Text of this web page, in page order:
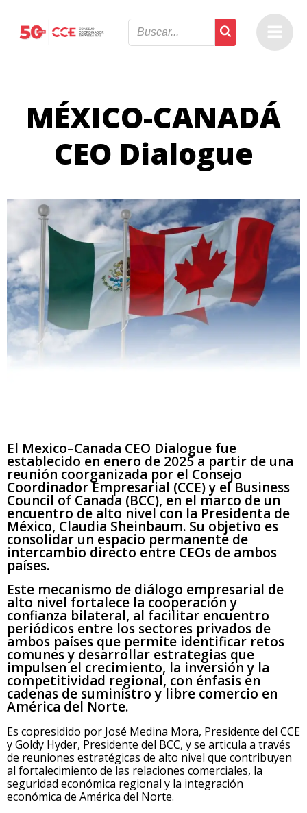
al
contenido
MÉXICO-CANADÁ
CEO Dialogue
El Mexico–Canada CEO Dialogue fue
establecido en enero de 2025 a partir de una
reunión coorganizada por el Consejo
Coordinador Empresarial (CCE) y el Business
Council of Canada (BCC), en el marco de un
encuentro de alto nivel con la Presidenta de
México, Claudia Sheinbaum. Su objetivo es
consolidar un espacio permanente de
intercambio directo entre CEOs de ambos
países.
Este mecanismo de diálogo empresarial de
alto nivel fortalece la cooperación y
confianza bilateral, al facilitar encuentro
periódicos entre los sectores privados de
ambos países que permite identificar retos
comunes y desarrollar estrategias que
impulsen el crecimiento, la inversión y la
competitividad regional, con énfasis en
cadenas de suministro y libre comercio en
América del Norte.
Es copresidido por José Medina Mora, Presidente del CCE
y Goldy Hyder, Presidente del BCC, y se articula a través
de reuniones estratégicas de alto nivel que contribuyen
al fortalecimiento de las relaciones comerciales, la
seguridad económica regional y la integración
económica de América del Norte.